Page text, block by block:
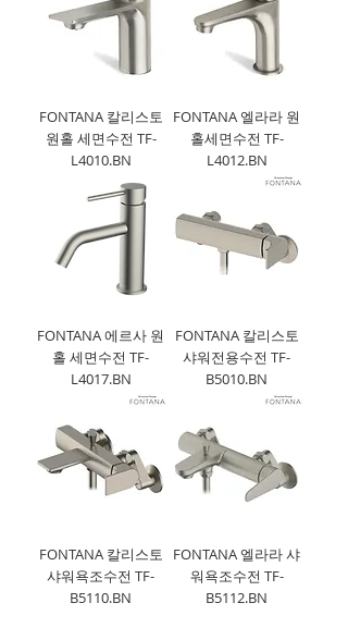
FONTANA 칼리스토
원홀 세면수전 TF-
L4010.BN
FONTANA 엘라라 원
홀세면수전 TF-
L4012.BN
FONTANA 에르사 원
홀 세면수전 TF-
L4017.BN
FONTANA 칼리스토
샤워전용수전 TF-
B5010.BN
FONTANA 칼리스토
샤워욕조수전 TF-
B5110.BN
FONTANA 엘라라 샤
워욕조수전 TF-
B5112.BN